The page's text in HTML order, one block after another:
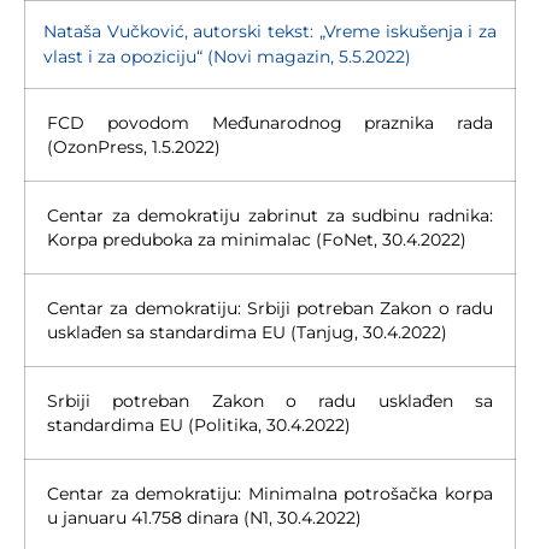
Nataša Vučković, autorski tekst: „Vreme iskušenja i za
vlast i za opoziciju“ (Novi magazin, 5.5.2022)
FCD povodom Međunarodnog praznika rada
(OzonPress, 1.5.2022)
Centar za demokratiju zabrinut za sudbinu radnika:
Korpa preduboka za minimalac (FoNet, 30.4.2022)
Centar za demokratiju: Srbiji potreban Zakon o radu
usklađen sa standardima EU (Tanjug, 30.4.2022)
Srbiji potreban Zakon o radu usklađen sa
standardima EU (Politika, 30.4.2022)
Centar za demokratiju: Minimalna potrošačka korpa
u januaru 41.758 dinara (N1, 30.4.2022)